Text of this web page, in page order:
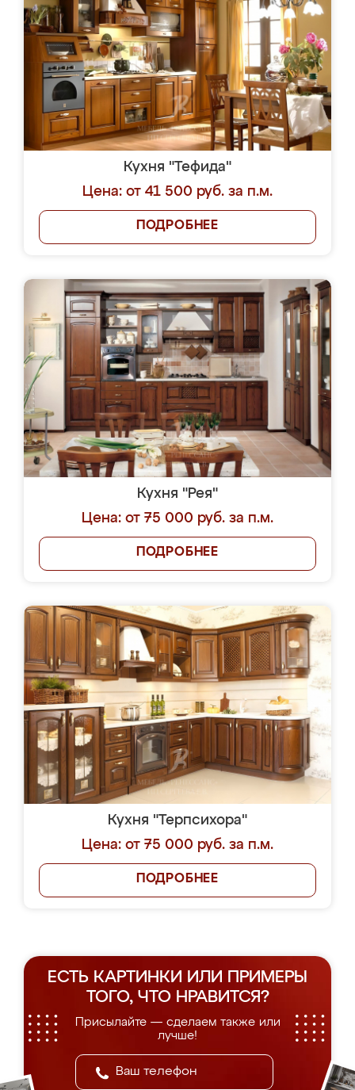
Кухня "Тефида"
Цена: от 41 500 руб. за п.м.
ПОДРОБНЕЕ
Кухня "Рея"
Цена: от 75 000 руб. за п.м.
ПОДРОБНЕЕ
Кухня "Терпсихора"
Цена: от 75 000 руб. за п.м.
ПОДРОБНЕЕ
ЕСТЬ КАРТИНКИ ИЛИ ПРИМЕРЫ
ТОГО, ЧТО НРАВИТСЯ?
Присылайте — сделаем также или
лучше!